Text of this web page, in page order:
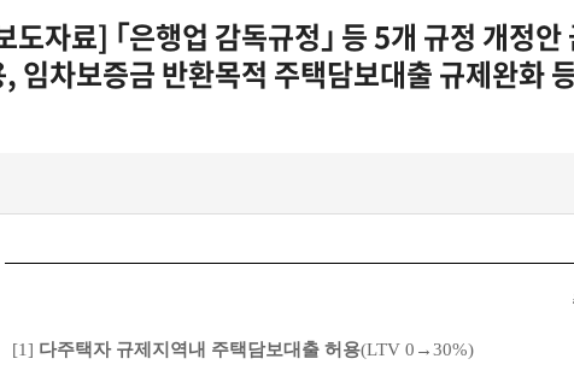
도자료] ｢은행업 감독규정｣ 등 5개 규정 개정
, 임차보증금 반환목적 주택담보대출 규제완화
[1] 다주택자 규제지역내 주택담보대출 허용(LTV 0→30%)